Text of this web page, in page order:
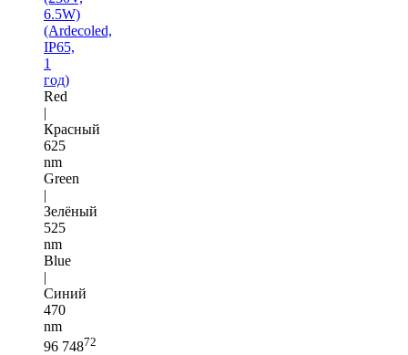
6.5W)
(Ardecoled,
IP65,
1
год)
Red
|
Красный
625
nm
Green
|
Зелёный
525
nm
Blue
|
Синий
470
nm
96 74872